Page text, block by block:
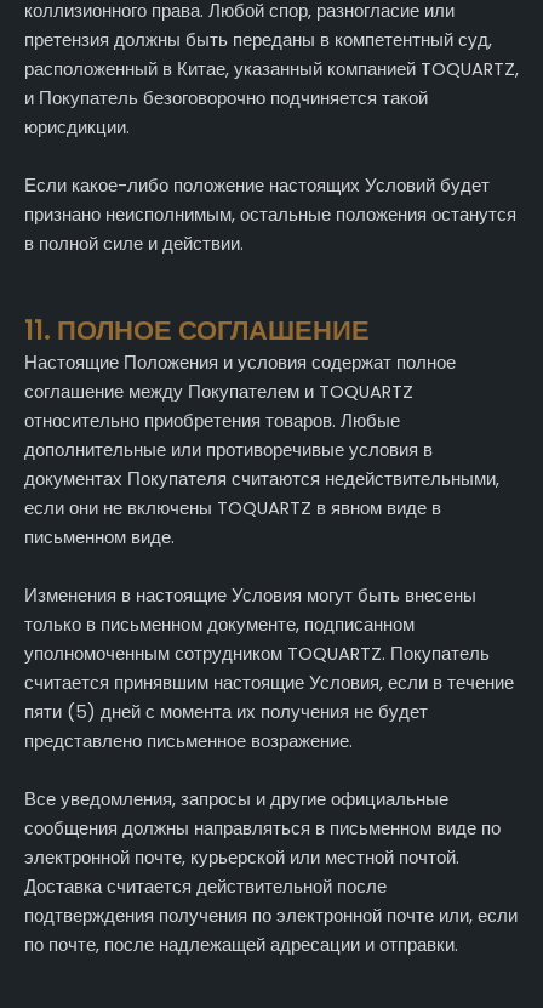
коллизионного права. Любой спор, разногласие или
претензия должны быть переданы в компетентный суд,
расположенный в Китае, указанный компанией TOQUARTZ,
и Покупатель безоговорочно подчиняется такой
юрисдикции.
Если какое-либо положение настоящих Условий будет
признано неисполнимым, остальные положения останутся
в полной силе и действии.
11. ПОЛНОЕ СОГЛАШЕНИЕ
Настоящие Положения и условия содержат полное
соглашение между Покупателем и TOQUARTZ
относительно приобретения товаров. Любые
дополнительные или противоречивые условия в
документах Покупателя считаются недействительными,
если они не включены TOQUARTZ в явном виде в
письменном виде.
Изменения в настоящие Условия могут быть внесены
только в письменном документе, подписанном
уполномоченным сотрудником TOQUARTZ. Покупатель
считается принявшим настоящие Условия, если в течение
пяти (5) дней с момента их получения не будет
представлено письменное возражение.
Все уведомления, запросы и другие официальные
сообщения должны направляться в письменном виде по
электронной почте, курьерской или местной почтой.
Доставка считается действительной после
подтверждения получения по электронной почте или, если
по почте, после надлежащей адресации и отправки.